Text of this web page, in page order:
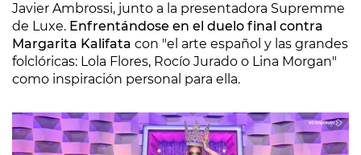
Javier Ambrossi, junto a la presentadora Supremme
de Luxe. Enfrentándose en el duelo final contra
Margarita Kalifata con "el arte español y las grandes
folclóricas: Lola Flores, Rocío Jurado o Lina Morgan"
como inspiración personal para ella.